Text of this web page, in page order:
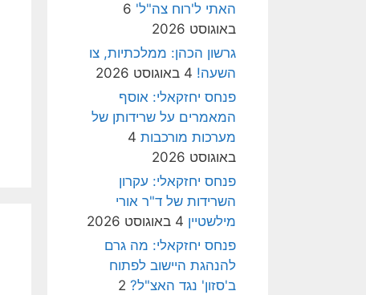
האתי ל'רוח צה"ל' 6
באוגוסט 2026
גרשון הכהן: ממלכתיות, צו
השעה! 4 באוגוסט 2026
פנחס יחזקאלי: אוסף
המאמרים על שרידותן של
מערכות מורכבות 4
באוגוסט 2026
פנחס יחזקאלי: עקרון
השרידות של ד"ר אורי
מילשטיין 4 באוגוסט 2026
פנחס יחזקאלי: מה גרם
להנהגת היישוב לפתוח
ב'סזון' נגד האצ"ל? 2